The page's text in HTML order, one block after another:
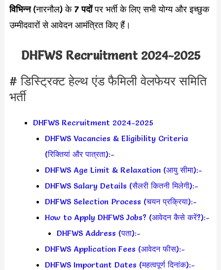
विभिन्न(नारनौल) के 7 पदोंपर भर्ती के लिए सभी योग्य और इच्छुक
उम्मीदवारों से आवेदन आमंत्रित किए हैं।
DHFWS Recruitment 2024-2025
# डिस्ट्रिक्ट हेल्थ एंड फैमिली वेलफेयर समिति
भर्ती
DHFWS Recruitment 2024-2025
DHFWS Vacancies & Eligibility Criteria
(रिक्तियां और पात्रता):-
DHFWS Age Limit & Relaxation (आयु सीमा):-
DHFWS Salary Details (सैलरी कितनी मिलेगी):-
DHFWS Selection Process (चयन प्रक्रिया):-
How to Apply DHFWS Jobs? (आवेदन कैसे करें?):-
DHFWS Address (पता):-
DHFWS Application Fees (आवेदन फीस):-
DHFWS Important Dates (महत्वपूर्ण दिनांक):-